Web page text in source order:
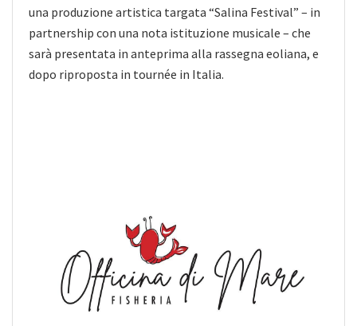
una produzione artistica targata “Salina Festival” – in
partnership con una nota istituzione musicale – che
sarà presentata in anteprima alla rassegna eoliana, e
dopo riproposta in tournée in Italia.